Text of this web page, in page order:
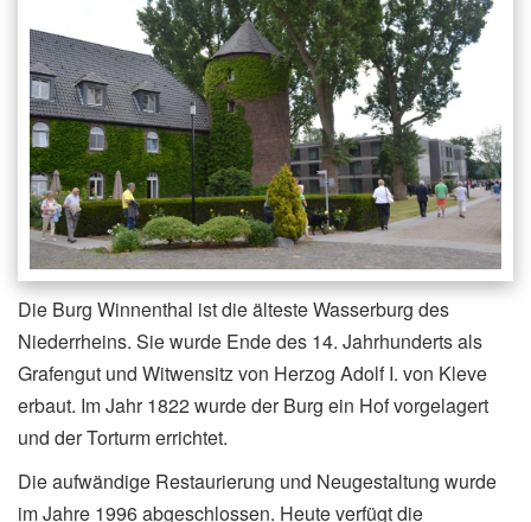
Die Burg Winnenthal ist die älteste Wasserburg des
Niederrheins. Sie wurde Ende des 14. Jahrhunderts als
Grafengut und Witwensitz von Herzog Adolf I. von Kleve
erbaut. Im Jahr 1822 wurde der Burg ein Hof vorgelagert
und der Torturm errichtet.
Die aufwändige Restaurierung und Neugestaltung wurde
im Jahre 1996 abgeschlossen. Heute verfügt die